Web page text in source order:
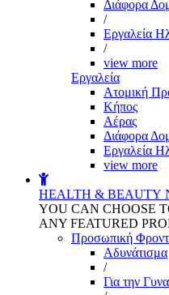
Διάφορα
/
Εργαλεία
/
view more
Εργαλεία
Aτομική
Kήπος
Αέρας
Διάφορα
Εργαλεία
view more
HEALTH & BEAUTY
YOU CAN CHOOSE
ANY FEATURED
Προσωπική
Αδυνάτισμα
/
Για την